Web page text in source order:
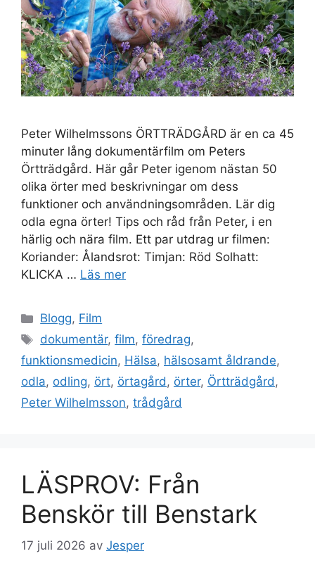
Peter Wilhelmssons ÖRTTRÄDGÅRD är en ca 45
minuter lång dokumentärfilm om Peters
Örtträdgård. Här går Peter igenom nästan 50
olika örter med beskrivningar om dess
funktioner och användningsområden. Lär dig
odla egna örter! Tips och råd från Peter, i en
härlig och nära film. Ett par utdrag ur filmen:
Koriander: Ålandsrot: Timjan: Röd Solhatt:
KLICKA … Läs mer
Kategorier
Blogg, Film
Etiketter
dokumentär,film,föredrag,
funktionsmedicin, Hälsa, hälsosamt åldrande,
odla, odling, ört, örtagård, örter, Örtträdgård,
Peter Wilhelmsson, trådgård
LÄSPROV: Från
Benskör till Benstark
17 juli 2026 av Jesper